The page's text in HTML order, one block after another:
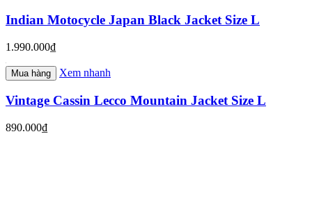
Indian Motocycle Japan Black Jacket Size L
1.990.000₫
Mua hàng Xem nhanh
Vintage Cassin Lecco Mountain Jacket Size L
890.000₫